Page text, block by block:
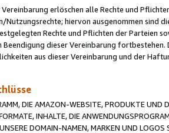
erlöschen alle Rechte und
Nutzungsrechte; hiervon ausgenommen sind
Rechte und Pflichten der Parteien
Beendigung dieser Vereinbarung
aus dieser Vereinbarung und der
DIE AMAZON-WEBSITE, PRODUKTE UND
INHALTE, DIE
DOMAIN-NAMEN, MARKEN UND